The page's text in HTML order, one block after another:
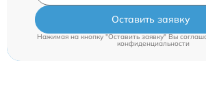
Оставить заявку
Нажимая на кнопку "Оставить заявку" Вы
конфиденциальности